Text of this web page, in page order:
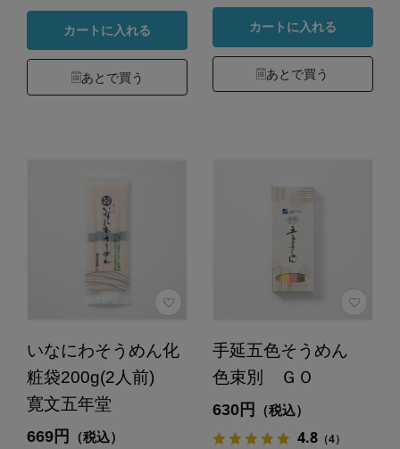
カートに入れる
あとで買う
カートに入れる
あとで買う
いなにわそうめん化
粧袋200g(2人前)
寛文五年堂
669円 （税込）
手延五色そうめん
色束別 ＧＯ
630円 （税込）
4.8（4）